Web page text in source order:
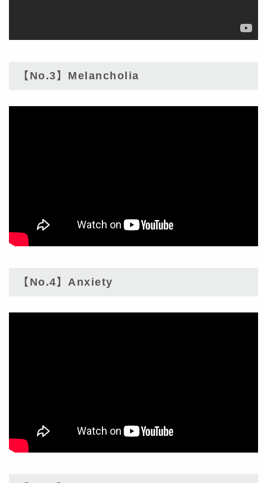
【No.3】Melancholia
【No.4】Anxiety